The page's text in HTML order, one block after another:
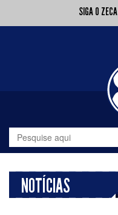
SIGA O ZECA
NOTÍCIAS